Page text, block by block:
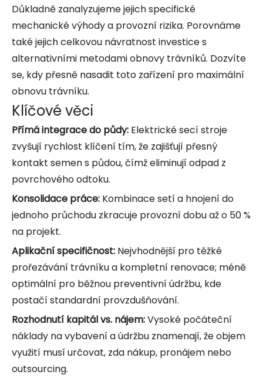
Důkladně zanalyzujeme jejich specifické
mechanické výhody a provozní rizika. Porovnáme
také jejich celkovou návratnost investice s
alternativními metodami obnovy trávníků. Dozvíte
se, kdy přesně nasadit toto zařízení pro maximální
obnovu trávníku.
Klíčové věci
Přímá integrace do půdy: Elektrické secí stroje
zvyšují rychlost klíčení tím, že zajišťují přesný
kontakt semen s půdou, čímž eliminují odpad z
povrchového odtoku.
Konsolidace práce: Kombinace setí a hnojení do
jednoho průchodu zkracuje provozní dobu až o 50 %
na projekt.
Aplikační specifičnost: Nejvhodnější pro těžké
prořezávání trávníku a kompletní renovace; méně
optimální pro běžnou preventivní údržbu, kde
postačí standardní provzdušňování.
Rozhodnutí kapitál vs. nájem:Vysoké počáteční
náklady na vybavení a údržbu znamenají, že objem
využití musí určovat, zda nákup, pronájem nebo
outsourcing.